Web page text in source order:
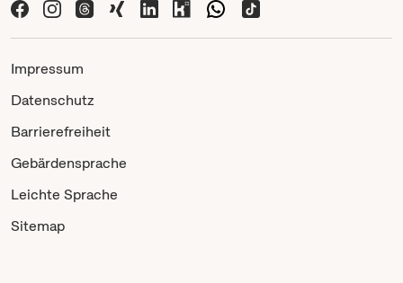
Impressum
Datenschutz
Barrierefreiheit
Gebärdensprache
Leichte Sprache
Sitemap